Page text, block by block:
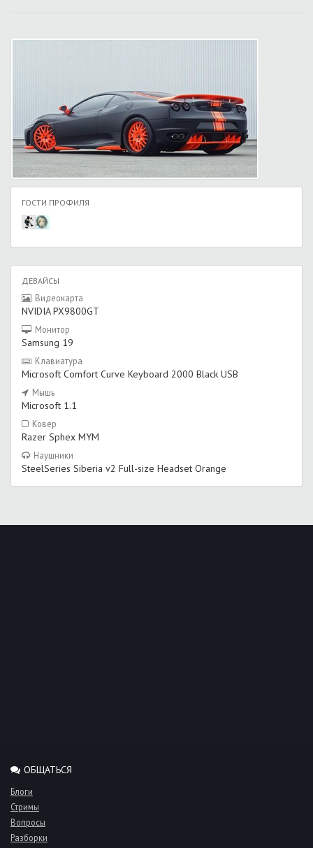
ГОСТИ ПРОФИЛЯ
ДЕВАЙСЫ
Видеокарта
NVIDIA PX9800GT
Монитор
Samsung 19
Клавиатура
Microsoft Comfort Curve Keyboard 2000 Black USB
Мышь
Microsoft 1.1
Ковер
Razer Sphex MYM
Наушники
SteelSeries Siberia v2 Full-size Headset Orange
ОБЩАТЬСЯ
Блоги
Стримы
Вопросы
Разборки